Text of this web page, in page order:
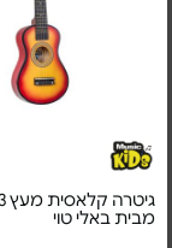
מבית באלי טוי